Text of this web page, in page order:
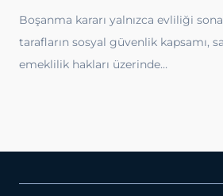
Boşanma kararı yalnızca evliliği
tarafların sosyal güvenlik kapsamı,
emeklilik hakları üzerinde…